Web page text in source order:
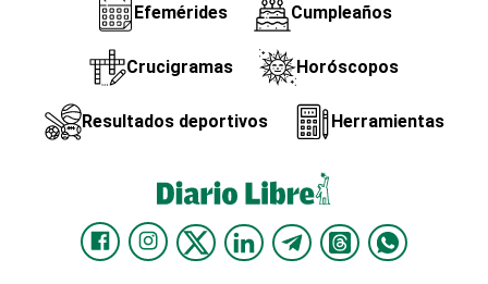
Efemérides Cumpleaños
Crucigramas Horóscopos
Resultados deportivos Herramientas